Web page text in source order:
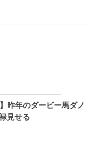
昨年のダービー馬ダノ
見せる